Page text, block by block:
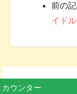
前の
イド
カウンター